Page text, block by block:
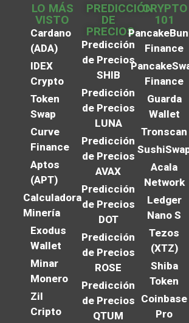
LO MÁS
VISTO
Cardano
(ADA)
IDEX
Crypto
Token
Swap
Curve
Finance
Aptos
(APT)
Calculadora
Minería
Exodus
Wallet
Minar
Monero
Zil
Cripto
PREDICCIÓN
DE
PRECIOS
Predicción
de Precios
SHIB
Predicción
de Precios
LUNA
Predicción
de Precios
AVAX
Predicción
de Precios
DOT
Predicción
de Precios
ROSE
Predicción
de Precios
QTUM
CRYPTO
101
Finance
Finance
Guarda
Wallet
Tronscan
Acala
Network
Ledger
Nano S
Tezos
(XTZ)
Shiba
Token
Coinbase
Pro